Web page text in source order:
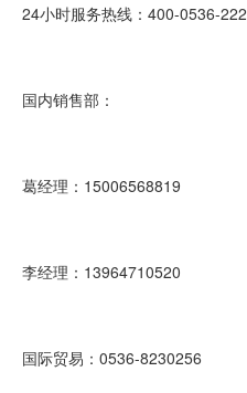
24小时服务热线：400-0536-222
国内销售部：
葛经理：15006568819
李经理：13964710520
国际贸易：0536-8230256